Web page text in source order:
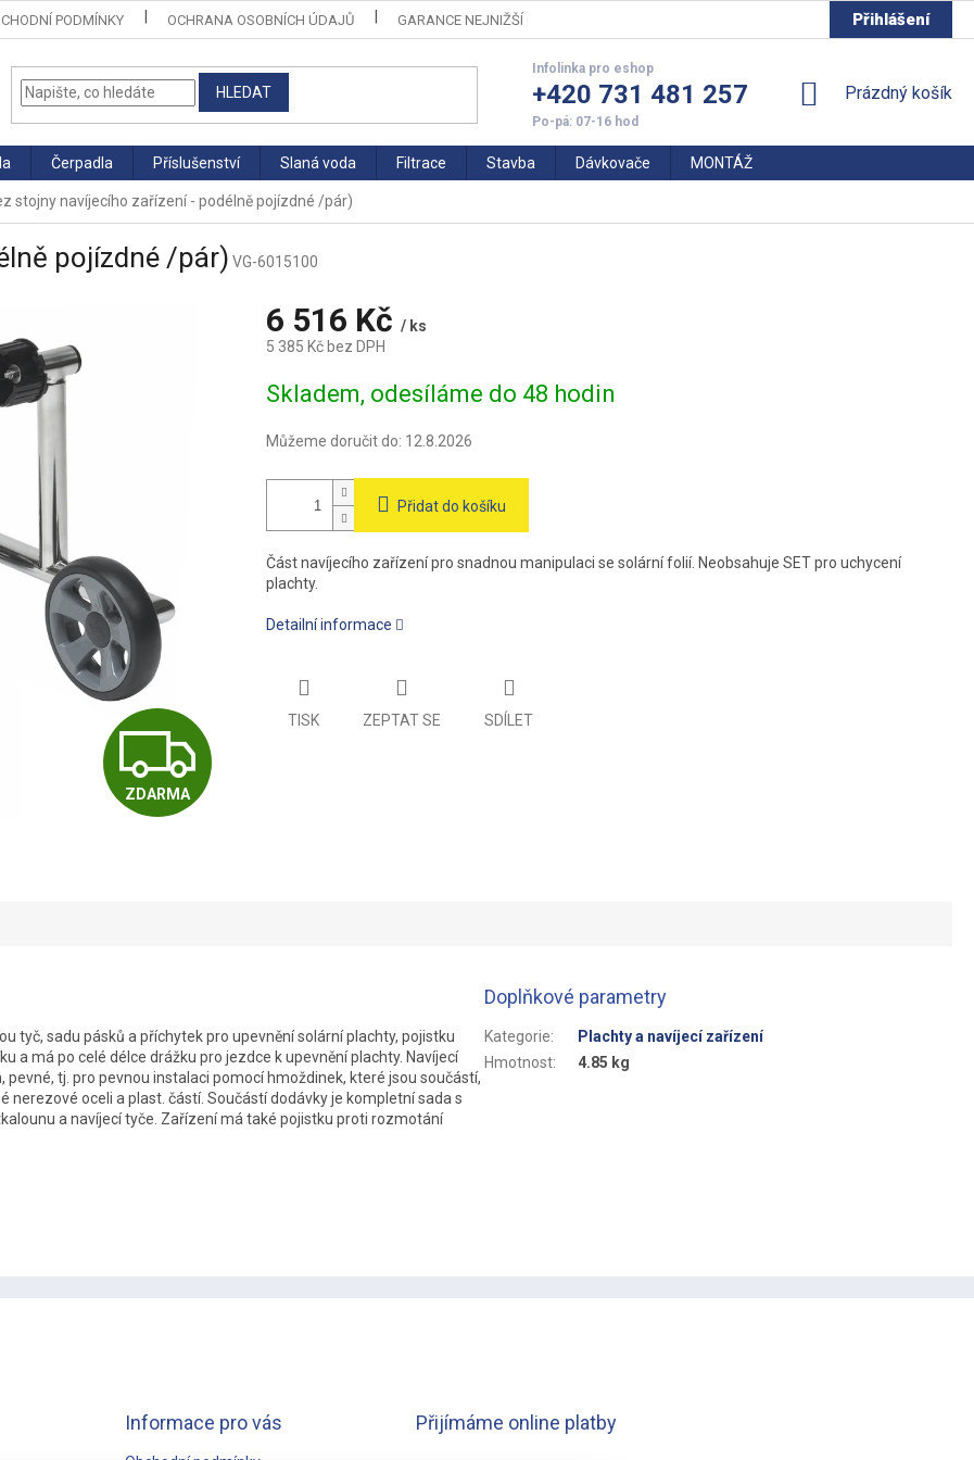
PODMÍNKY OCHRANA OSOBNÍCH ÚDAJŮ GARANCE NEJNIŽŠÍ CENY Přihlášení
HLEDAT +420 731 481 257
NÁKUPNÍ
Prázdný košík
Čerpadla Příslušenství Slaná voda Filtrace Stavba Dávkovače MONTÁŽ
stojny navíjecího zařízení - podélně pojízdné /pár)
pojízdné /pár) VG-6015100
Z
D
M
A
ZDARMA
6 516 Kč / ks
5 385 Kč bez DPH
cena:
Skladem, odesíláme do 48 hodin
Můžeme doručit do: 12.8.2026
Přidat do košíku
Část navíjecího zařízení pro snadnou manipulaci se solární folií. Neobsahuje SET pro uchycení
plachty.
Detailní informace
TISK ZEPTAT SE SDÍLET
tyč, sadu pásků a příchytek pro upevnění solární plachty, pojistku
a má po celé délce drážku pro jezdce k upevnění plachty. Navíjecí
tj. pro pevnou instalaci pomocí hmoždinek, které jsou součástí,
oceli a plast. částí. Součástí dodávky je kompletní sada s
a navíjecí tyče. Zařízení má také pojistku proti rozmotání
Doplňkové parametry
Kategorie:
Plachty a navíjecí zařízení
Hmotnost: 4.85 kg
Informace pro vás Přijímáme online platby